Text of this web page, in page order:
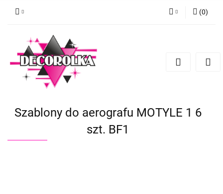
Dodaj zgłoszenie
(0)
Szablony do aerografu MOTYLE 1 6
szt. BF1